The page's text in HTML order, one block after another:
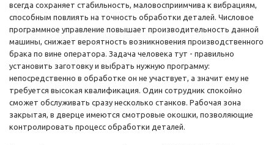
всегда сохраняет стабильность, маловосприимчива к вибрациям,
способным повлиять на точность обработки деталей. Числовое
программное управление повышает производительность данной
машины, снижает вероятность возникновения производственного
брака по вине оператора. Задача человека тут - правильно
установить заготовку и выбрать нужную программу:
непосредственно в обработке он не участвует, а значит ему не
требуется высокая квалификация. Один сотрудник спокойно
сможет обслуживать сразу несколько станков. Рабочая зона
закрытая, в дверце имеются смотровые окошки, позволяющие
контролировать процесс обработки деталей.